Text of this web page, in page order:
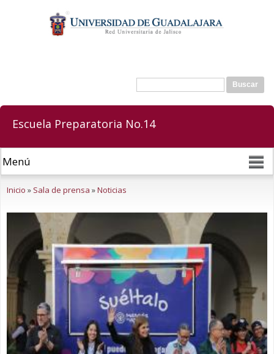
contenido
principal
Formulario de búsqueda
Buscar
Escuela Preparatoria No.14
Inicio » Sala de prensa »Noticias